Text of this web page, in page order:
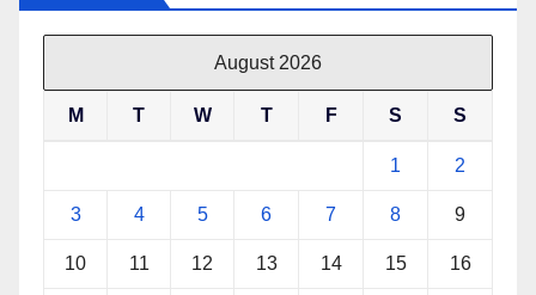
August 2026
M T W T F S S
1 2
3 4 5 6 7 8 9
10 11 12 13 14 15 16